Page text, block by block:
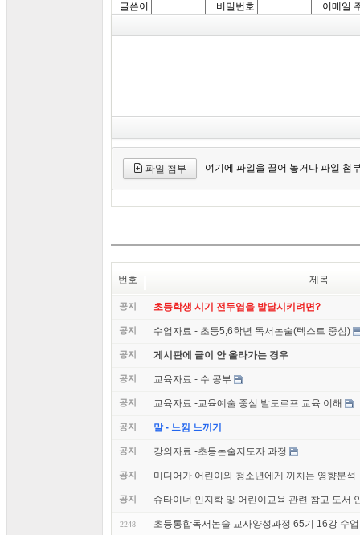
글쓴이 비밀번호 이메일
파일 첨부 여기에 파일을 끌어 놓거나 파일 첨
번호 제목
공지 초등학생 시기 전두엽을 발달시키려면?
공지 수업자료 - 초등5,6학년 독서논술(텍스트 중심)
공지 게시판에 글이 안 올라가는 경우
공지 교육자료 - 수 공부
공지 교육자료 -교육예술 중심 발도르프 교육 이해
공지 말 - 느낌 느끼기
공지 강의자료 -초등논술지도자 과정
공지 미디어가 어린이와 청소년에게 끼치는 영향분석
공지 슈타이너 인지학 및 어린이교육 관련 참고 도서
2248 초등통합독서논술 교사양성과정 65기 16강 수